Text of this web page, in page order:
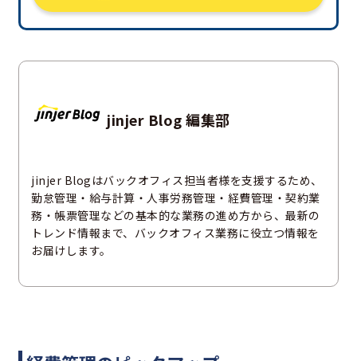
jinjer Blog 編集部
jinjer Blogはバックオフィス担当者様を支援するため、
勤怠管理・給与計算・人事労務管理・経費管理・契約業
務・帳票管理などの基本的な業務の進め方から、最新の
トレンド情報まで、バックオフィス業務に役立つ情報を
お届けします。